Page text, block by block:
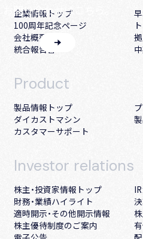
お問い合わせはこちら。
企業情報トップ
100周年記念ページ
会社概要・沿革
統合報告書
Product
製品情報トップ
ダイカストマシン
カスタマーサポート
Investor relations
株主・投資家情報トップ
財務・業績ハイライト
適時開示・その他開示情報
株主優待制度のご案内